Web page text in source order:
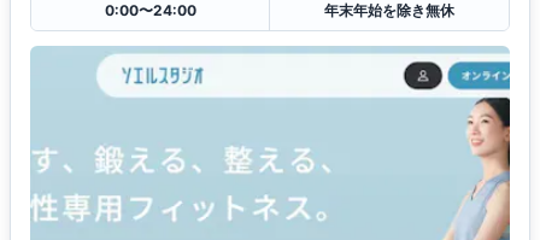
0:00〜24:00
年末年始を除き無休